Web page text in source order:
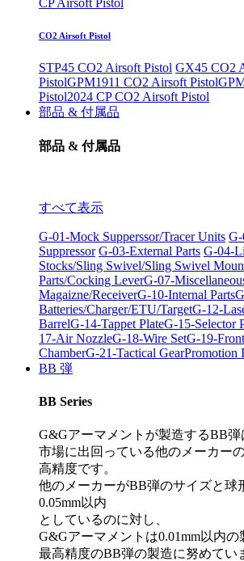
CO2 Airsoft Pistol
STP45 CO2 Airsoft Pistol GX45 CO2
PistolGPM1911 CO2 Airsoft Pistol
Pistol2024 CP CO2 Airsoft Pistol
部品 & 付属品
部品 & 付属品
すべて表示
G-01-Mock Supperssor/Tracer Units
Suppressor G-03-External Parts G-04-
Stocks/Sling Swivel/Sling Swivel
Parts/Cocking LeverG-07-
Magaizne/ReceiverG-10-Internal Parts
Batteries/Charger/ETU/TargetG-12-
BarrelG-14-Tappet PlateG-15-Selector
17-Air NozzleG-18-Wire SetG-19-
ChamberG-21-Tactical GearPromotion
BB 弾
BB Series
G&Gアーマメントが製造するBB弾
市場に出回っている他のメーカー
高精度です。
他のメーカーがBB弾のサイズと球
0.05mm以内
としているのに対し、
G&Gアーマメントは0.01mm以内の
最高精度のBB弾の製造に努めてい